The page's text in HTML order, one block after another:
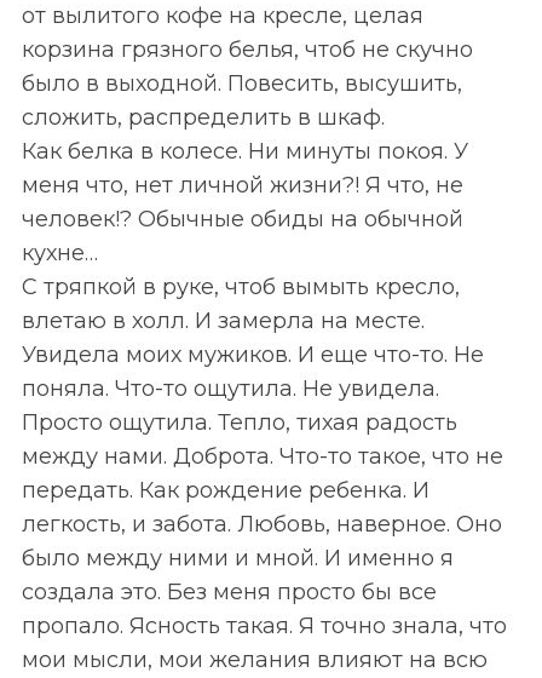
от вылитого кофе на кресле, целая
корзина грязного белья, чтоб не скучно
было в выходной. Повесить, высушить,
сложить, распределить в шкаф.
Как белка в колесе. Ни минуты покоя. У
меня что, нет личной жизни?! Я что, не
человек!? Обычные обиды на обычной
кухне…
С тряпкой в руке, чтоб вымыть кресло,
влетаю в холл. И замерла на месте.
Увидела моих мужиков. И еще что-то. Не
поняла. Что-то ощутила. Не увидела.
Просто ощутила. Тепло, тихая радость
между нами. Доброта. Что-то такое, что не
передать. Как рождение ребенка. И
легкость, и забота. Любовь, наверное. Оно
было между ними и мной. И именно я
создала это. Без меня просто бы все
пропало. Ясность такая. Я точно знала, что
мои мысли, мои желания влияют на всю